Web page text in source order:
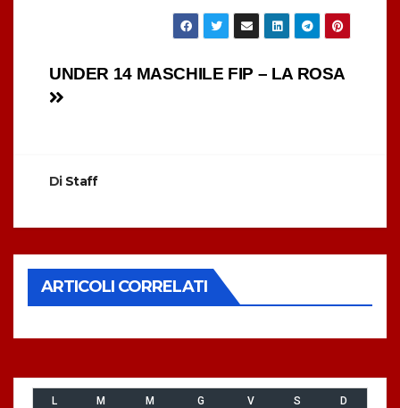
Navigazione
UNDER 14 MASCHILE FIP – LA ROSA
Di Staff
ARTICOLI CORRELATI
L M M G V S D